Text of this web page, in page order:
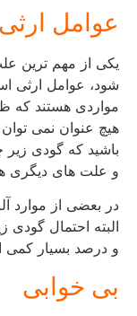
عوامل ارثی
یکی از مهم ترین
شود، عوامل ارثی
مواردی هستند که
هیچ عنوان نمی توان
باشید که گودی زیر
و علت های دیگری هم
در بعضی از موارد
البته احتمال گودی
و درصد بسیار کمی
بی خوابی